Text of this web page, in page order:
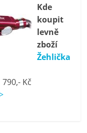
Kde
koupit
levně
zboží
Žehlička
Kč